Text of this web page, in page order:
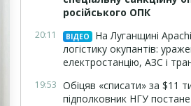
російського ОПК
20:11 ВІДЕО
На Луганщині
логістику окупантів:
електростанцію, АЗС і
19:53 Обіцяв «списати» за $11
підполковник НГУ